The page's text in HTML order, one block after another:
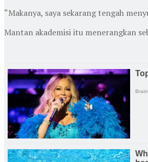
“Makanya, saya sekarang tengah
Mantan akademisi itu menerangkan